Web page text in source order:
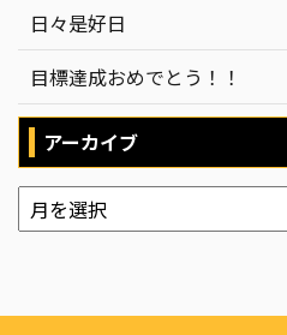
日々是好日
目標達成おめでとう！！
アーカイブ